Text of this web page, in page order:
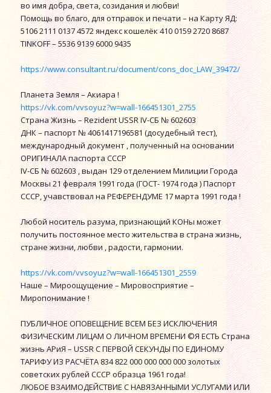
во имя добра, света, созидания и любви!
Помощь во благо, для отправок и печати – на Карту ЯД:
5106 2111 0137 4572 яндекс кошелёк 410 0159 2720 8687
TINKOFF – 5536 9139 6000 9435
https://www.consultant.ru/document/cons_doc_LAW_39472/
Планета Земля – Акиара !
https://vk.com/vvsoyuz?w=wall-166451301_2755
Страна Жизнь – Rezident USSR IV-СБ № 602603
ДНК – паспорт № 4061417196581 (досудебный тест),
международный документ , полученный на основании
ОРИГИНАЛА паспорта СССР
IV-СБ № 602603 , выдан 129 отделением Милиции Города
Москвы 21 февраля 1991 года (ГОСТ- 1974 года ) Паспорт
СССР, учавствовал на РЕФЕРЕНДУМЕ 17 марта 1991 года !
Любой носитель разума, признающий КОНы может
получить постоянное место жительства в страна жизнь,
стране жизни, любви , радости, гармонии.
https://vk.com/vvsoyuz?w=wall-166451301_2559
Наше – Мироощущение – Мировосприятие –
Миропонимание !
ПУБЛИЧНОЕ ОПОВЕЩЕНИЕ ВСЕМ БЕЗ ИСКЛЮЧЕНИЯ
ФИЗИЧЕСКИМ ЛИЦАМ О ЛИЧНОМ ВРЕМЕНИ ©Я ЕСТЬ Страна
жизнь АРиЯ – USSR С ПЕРВОЙ СЕКУНДЫ ПО ЕДИНОМУ
ТАРИФУ ИЗ РАСЧЁТА 834 822 000 000 000 000 золотых
советских рублей СССР образца 1961 года!
ЛЮБОЕ ВЗАИМОДЕЙСТВИЕ С НАВЯЗАННЫМИ УСЛУГАМИ ИЛИ